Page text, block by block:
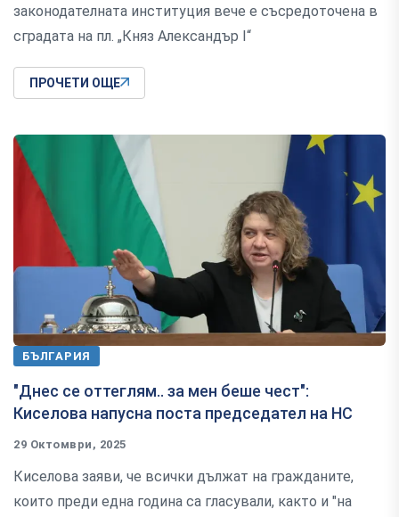
законодателната институция вече е съсредоточена в
сградата на пл. „Княз Александър I“
ПРОЧЕТИ ОЩЕ
БЪЛГАРИЯ
"Днес се оттеглям.. за мен беше чест":
Киселова напусна поста председател на НС
29 Октомври, 2025
Киселова заяви, че всички дължат на гражданите,
които преди една година са гласували, както и "на